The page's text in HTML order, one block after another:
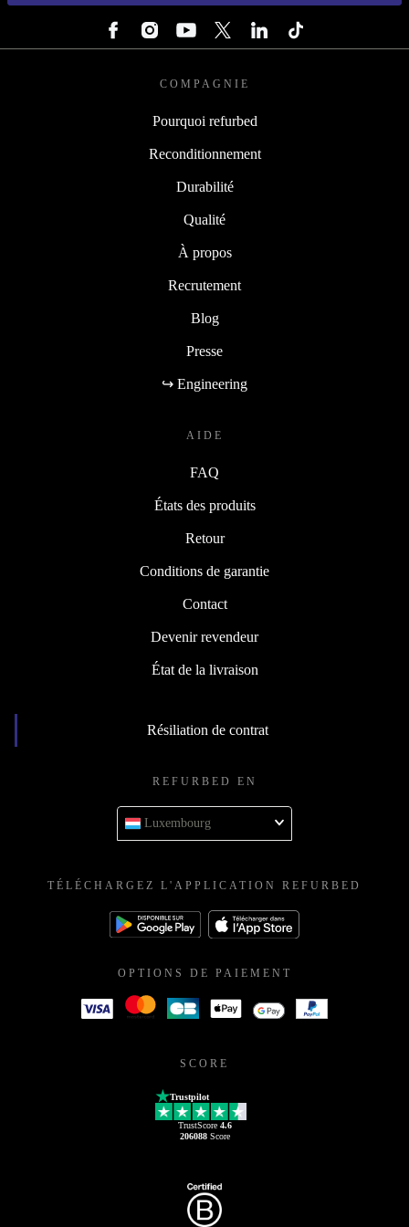
COMPAGNIE
Pourquoi refurbed
Reconditionnement
Durabilité
Qualité
À propos
Recrutement
Blog
Presse
↪ Engineering
AIDE
FAQ
États des produits
Retour
Conditions de garantie
Contact
Devenir revendeur
État de la livraison
Résiliation de contrat
REFURBED EN
Luxembourg
TÉLÉCHARGEZ L'APPLICATION REFURBED
OPTIONS DE PAIEMENT
SCORE
Trustpilot
TrustScore 4.6
206088Score